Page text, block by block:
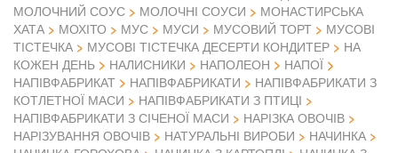
МОЛОЧНИЙ СОУС
МОЛОЧНІ СОУСИ
МОНАСТИРСЬКА
ХАТА
МОХІТО МУС МУСИ МУСОВИЙ ТОРТ
МУСОВІ
ТІСТЕЧКА
МУСОВІ ТІСТЕЧКА ДЕСЕРТИ КОНДИТЕР
НА
КОЖЕН ДЕНЬ
НАЛИСНИКИ НАПОЛЕОН НАПОЇ
НАПІВФАБРИКАТ НАПІВФАБРИКАТИ
НАПІВФАБРИКАТИ З
КОТЛЕТНОЇ МАСИ
НАПІВФАБРИКАТИ З ПТИЦІ
НАПІВФАБРИКАТИ З СІЧЕНОЇ МАСИ
НАРІЗКА ОВОЧІВ
НАРІЗУВАННЯ ОВОЧІВ
НАТУРАЛЬНІ ВИРОБИ
НАЧИНКА